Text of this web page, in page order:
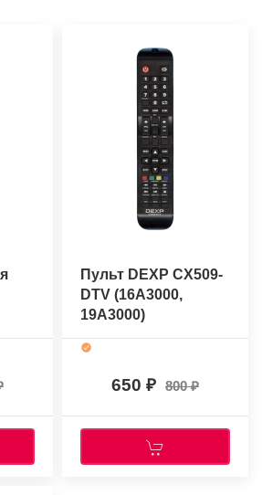
Пульт DEXP CX509-
DTV (16A3000,
19A3000)
(оригинальный)
650 800